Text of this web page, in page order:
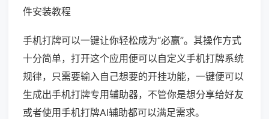
件安装教程
手机打牌可以一键让你轻松成为“必赢”。其操作方式
十分简单，打开这个应用便可以自定义手机打牌系统
规律，只需要输入自己想要的开挂功能，一键便可以
生成出手机打牌专用辅助器，不管你是想分享给好友
或者使用手机打牌AI辅助都可以满足需求。